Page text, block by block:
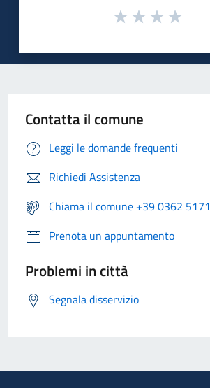
Contatta il comune
Leggi le domande frequenti
Richiedi Assistenza
Chiama il comune +39 0362 5171
Prenota un appuntamento
Problemi in città
Segnala disservizio